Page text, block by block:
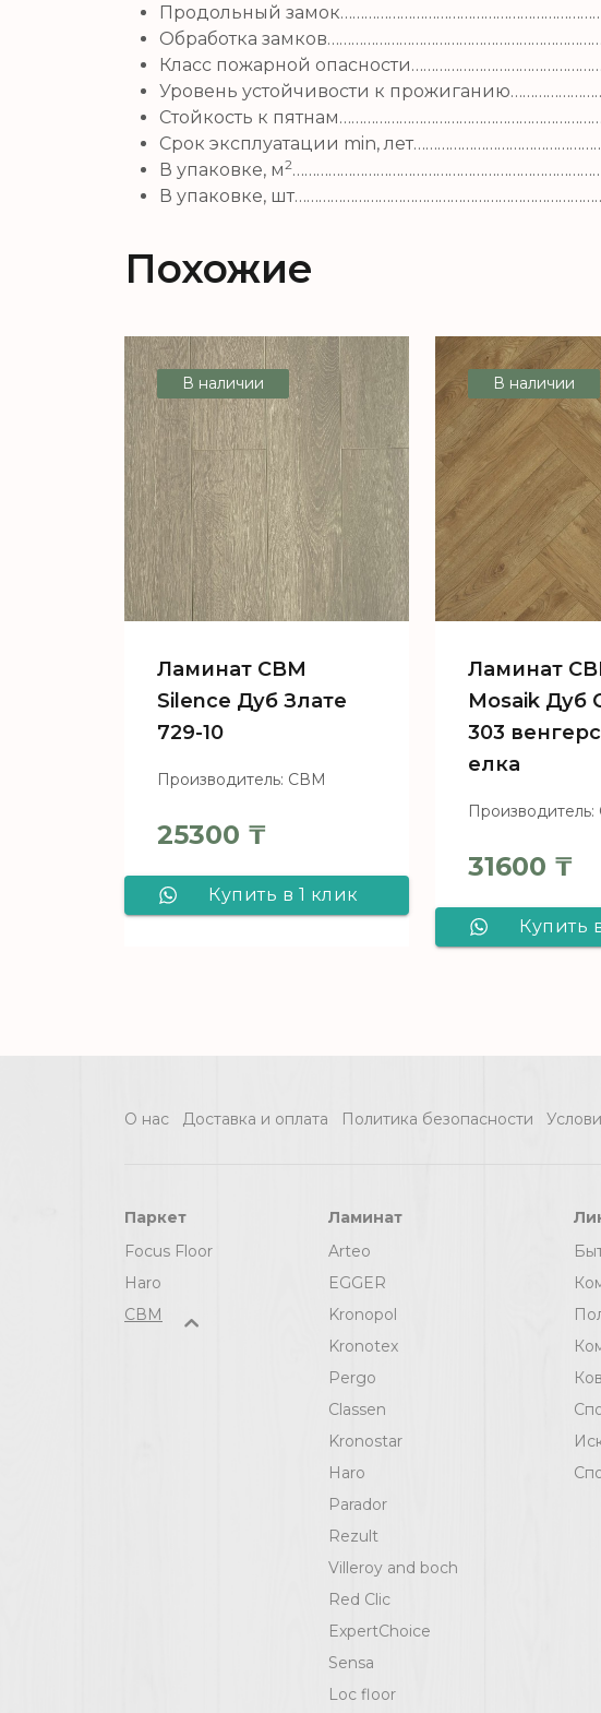
Продольный
Обработка
Класс пожарной
Уровень устойчивости к
Стойкость к
Срок эксплуатации min,
В упаковке, м2
В упаковке,
Похожие
В наличии
Ламинат CBM
Silence Дуб Злате
729-10
Производитель: СВМ
25300 ₸
Купить в 1 клик
В наличии
Ламинат
Mosaik Дуб
303
елка
31600 ₸
Купить
О нас Доставка и оплата Политика безопасности
Паркет
Focus Floor
Haro
СВМ
Ламинат
Arteo
EGGER
Kronopol
Kronotex
Pergo
Classen
Kronostar
Haro
Parador
Rezult
Villeroy and boch
Red Clic
ExpertChoice
Sensa
Loc floor